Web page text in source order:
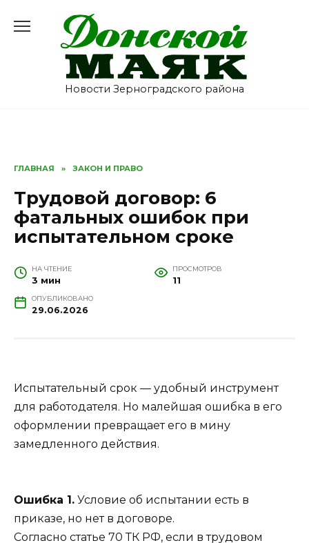
содержанию
Новости Зерноградского района
ГЛАВНАЯ » ЗАКОН И ПРАВО
Трудовой договор: 6
фатальных ошибок при
испытательном сроке
НА ЧТЕНИЕ
3 мин
ПРОСМОТРОВ
11
ОПУБЛИКОВАНО
29.06.2026
Испытательный срок — удобный инструмент
для работодателя. Но малейшая ошибка в его
оформлении превращает его в мину
замедленного действия.
Ошибка 1. Условие об испытании есть в
приказе, но нет в договоре.
Согласно статье 70 ТК РФ, если в трудовом